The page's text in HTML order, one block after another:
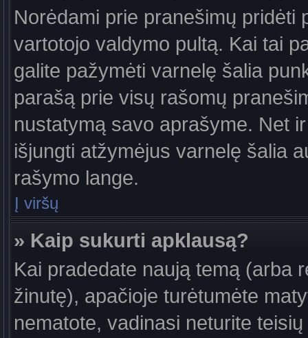
Norėdami prie pranešimų pridėti
vartotojo valdymo pultą. Kai tai
galite pažymėti varnelę šalia
parašą prie visų rašomų
nustatymą savo aprašyme. Net
išjungti atžymėjus varnelę šalia
rašymo lange.
Į viršų
» Kaip sukurti apklausą?
Kai pradedate naują temą (arba
žinutę), apačioje turėtumėte
nematote, vadinasi neturite